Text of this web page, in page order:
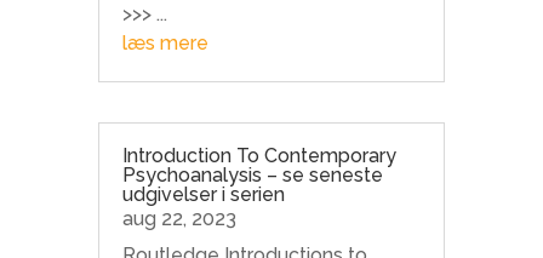
>>> ...
læs mere
Introduction To Contemporary
Psychoanalysis – se seneste
udgivelser i serien
aug 22, 2023